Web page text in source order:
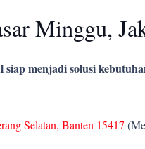
Minggu,
menjadi solusi
Selatan, Banten 15417